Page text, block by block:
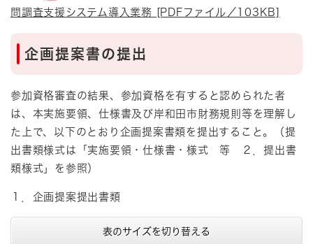
問調査支援システム導入業務 [PDFファイル／103KB]
企画提案書の提出
参加資格審査の結果、参加資格を有すると認められた者
は、本実施要領、仕様書及び岸和田市財務規則等を理解し
た上で、以下のとおり企画提案書類を提出すること。（提
出書類様式は「実施要領・仕様書・様式 等 ２．提出書
類様式」を参照）
１．企画提案提出書類
表のサイズを切り替える